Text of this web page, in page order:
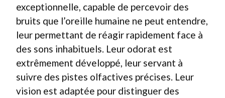
exceptionnelle, capable de percevoir des
bruits que l’oreille humaine ne peut entendre,
leur permettant de réagir rapidement face à
des sons inhabituels. Leur odorat est
extrêmement développé, leur servant à
suivre des pistes olfactives précises. Leur
vision est adaptée pour distinguer des